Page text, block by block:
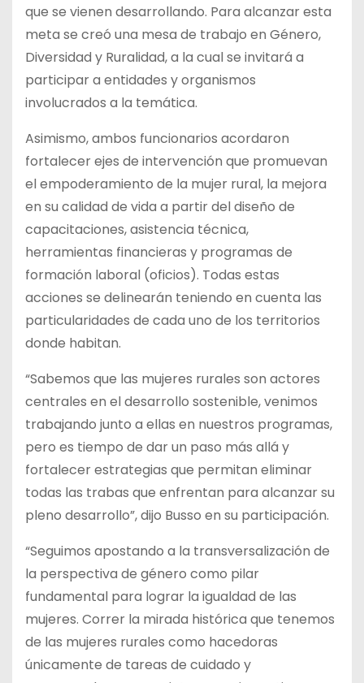
que se vienen desarrollando. Para alcanzar esta
meta se creó una mesa de trabajo en Género,
Diversidad y Ruralidad, a la cual se invitará a
participar a entidades y organismos
involucrados a la temática.
Asimismo, ambos funcionarios acordaron
fortalecer ejes de intervención que promuevan
el empoderamiento de la mujer rural, la mejora
en su calidad de vida a partir del diseño de
capacitaciones, asistencia técnica,
herramientas financieras y programas de
formación laboral (oficios). Todas estas
acciones se delinearán teniendo en cuenta las
particularidades de cada uno de los territorios
donde habitan.
“Sabemos que las mujeres rurales son actores
centrales en el desarrollo sostenible, venimos
trabajando junto a ellas en nuestros programas,
pero es tiempo de dar un paso más allá y
fortalecer estrategias que permitan eliminar
todas las trabas que enfrentan para alcanzar su
pleno desarrollo”, dijo Busso en su participación.
“Seguimos apostando a la transversalización de
la perspectiva de género como pilar
fundamental para lograr la igualdad de las
mujeres. Correr la mirada histórica que tenemos
de las mujeres rurales como hacedoras
únicamente de tareas de cuidado y